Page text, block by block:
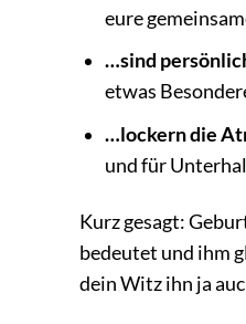
eure
…sind
etwas
…lockern die
und für
Kurz gesagt:
bedeutet und ihm
dein Witz ihn ja